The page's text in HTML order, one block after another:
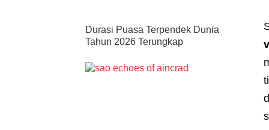
Durasi Puasa Terpendek Dunia
Tahun 2026 Terungkap